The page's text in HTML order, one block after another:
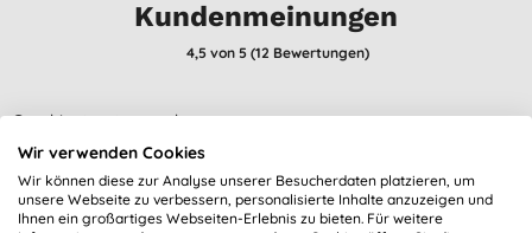
Kundenmeinungen
4,5 von 5 (12 Bewertungen)
Geschirr top top sauber
31.05.2022
Wir verwenden Cookies
Wir können diese zur Analyse unserer Besucherdaten platzieren, um
unsere Webseite zu verbessern, personalisierte Inhalte anzuzeigen und
Ihnen ein großartiges Webseiten-Erlebnis zu bieten. Für weitere